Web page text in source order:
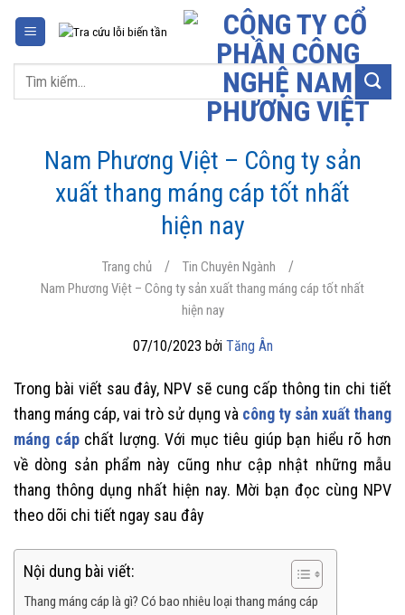
dungTìm
Nam Phương Việt – Công ty sản
xuất thang máng cáp tốt nhất
hiện nay
Trang chủ / Tin Chuyên Ngành /
Nam Phương Việt – Công ty sản xuất thang máng cáp tốt nhất
hiện nay
07/10/2023 bởi Tăng Ân
Trong bài viết sau đây, NPV sẽ cung cấp thông tin chi tiết
thang máng cáp, vai trò sử dụng và công ty sản xuất thang
máng cápchất lượng. Với mục tiêu giúp bạn hiểu rõ hơn
về dòng sản phẩm này cũng như cập nhật những mẫu
thang thông dụng nhất hiện nay. Mời bạn đọc cùng NPV
theo dõi chi tiết ngay sau đây
Nội dung bài viết:
Thang máng cáp là gì? Có bao nhiêu loại thang máng cáp